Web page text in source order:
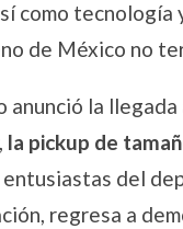
como tecnología
de México no
anunció la
la pickup de
del
regresa a